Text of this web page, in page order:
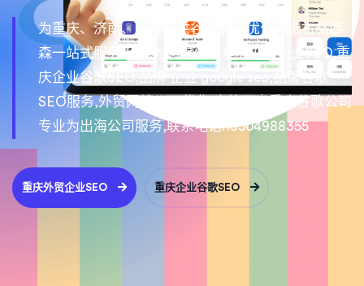
为重庆、济南、淄博提供谷歌SEO优化就选古格西
森一站式服务平台,为您提供山重庆外贸企业SEO,重
庆企业谷歌SEO,品牌 企业 google seo,品牌谷歌
SEO服务,外贸网站SEO优化,古格西森重庆谷歌公司
专业为出海公司服务,联系电话:13504988355
重庆外贸企业SEO 重庆企业谷歌SEO